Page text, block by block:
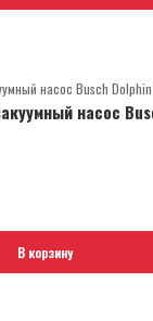
насос
В корзину